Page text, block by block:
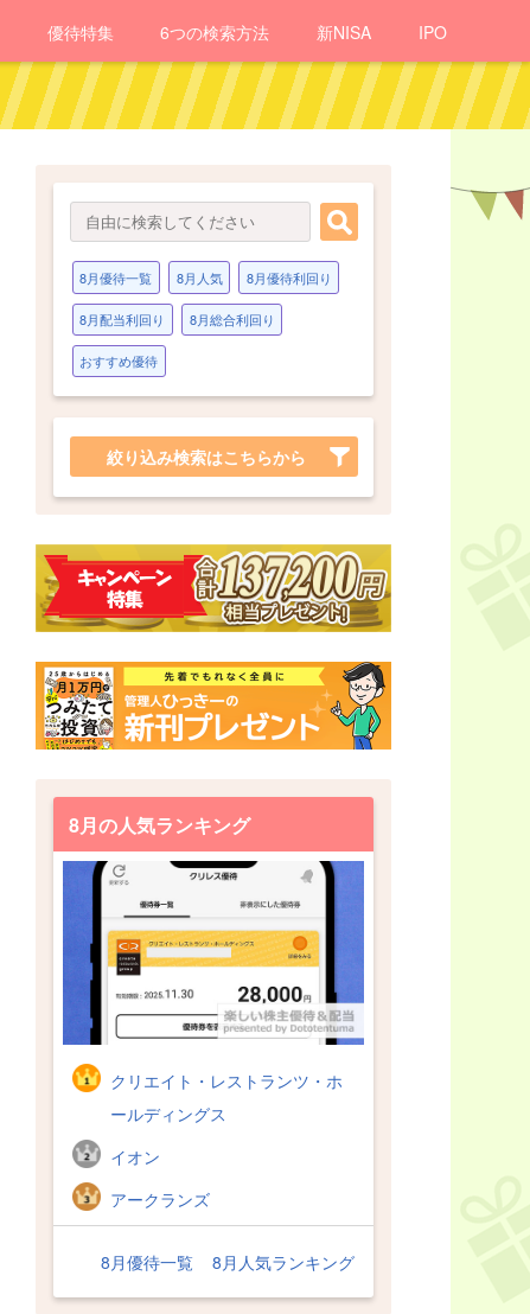
優待特集 6つの検索方法 新NISA IPO
8月優待一覧 8月人気 8月優待利回り
8月配当利回り 8月総合利回り
おすすめ優待
絞り込み検索はこちらから
8月の人気ランキング
クリエイト・レストランツ・ホ
ールディングス
イオン
アークランズ
8月優待一覧 8月人気ランキング